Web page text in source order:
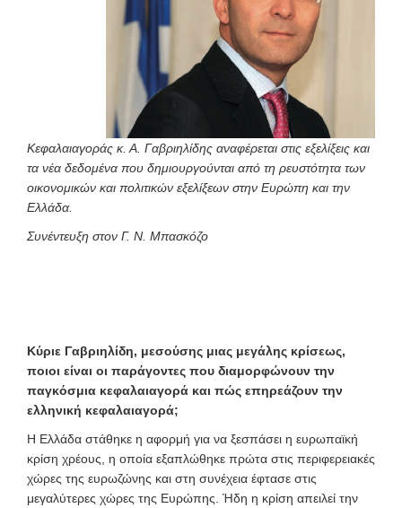
Κεφαλαιαγοράς κ. Α. Γαβριηλίδης αναφέρεται στις εξελίξεις και
τα νέα δεδομένα που δημιουργούνται από τη ρευστότητα των
οικονομικών και πολιτικών εξελίξεων στην Ευρώπη και την
Ελλάδα.
Συνέντευξη στον Γ. Ν. Μπασκόζο
Κύριε Γαβριηλίδη, μεσούσης μιας μεγάλης κρίσεως,
ποιοι είναι οι παράγοντες που διαμορφώνουν την
παγκόσμια κεφαλαιαγορά και πώς επηρεάζουν την
ελληνική κεφαλαιαγορά;
Η Ελλάδα στάθηκε η αφορμή για να ξεσπάσει η ευρωπαϊκή
κρίση χρέους, η οποία εξαπλώθηκε πρώτα στις περιφερειακές
χώρες της ευρωζώνης και στη συνέχεια έφτασε στις
μεγαλύτερες χώρες της Ευρώπης. Ήδη η κρίση απειλεί την